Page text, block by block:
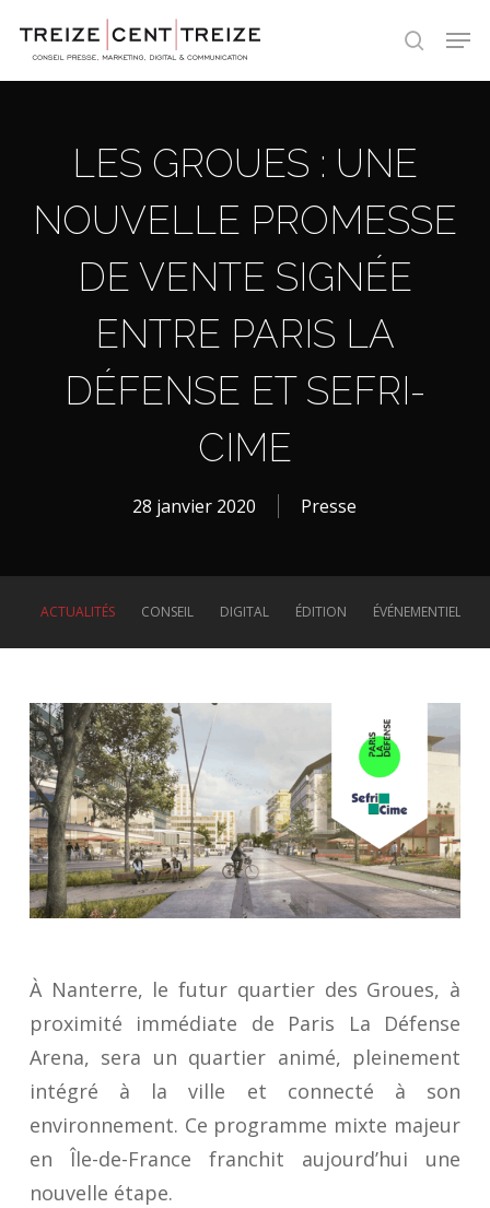
search
LES GROUES : UNE
NOUVELLE PROMESSE
DE VENTE SIGNÉE
ENTRE PARIS LA
DÉFENSE ET SEFRI-
CIME
28 janvier 2020 Presse
ACTUALITÉS CONSEIL DIGITAL ÉDITION ÉVÉNEMENTIEL
À Nanterre, le futur quartier des Groues, à
proximité immédiate de Paris La Défense
Arena, sera un quartier animé, pleinement
intégré à la ville et connecté à son
environnement. Ce programme mixte majeur
en Île-de-France franchit aujourd’hui une
nouvelle étape.